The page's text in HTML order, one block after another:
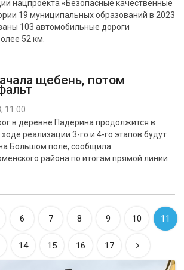
нацпроекта «Безопасные качественные
19 муниципальных образований в 2023
103 автомобильные дороги
52 км.
щебень, потом
11:00
в деревне Падерина продолжится в
реализации 3-го и 4-го этапов будут
Большом поле, сообщила
района по итогам прямой линии
6 7 8 9 10 11
14 15 16 17